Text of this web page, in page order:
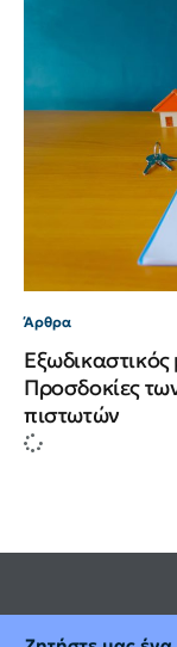
Άρθρα
Προσδοκίες
πιστωτών